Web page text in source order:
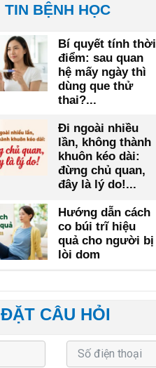
TIN BỆNH HỌC
Bí quyết tính thời
điểm: sau quan
hệ mấy ngày thì
dùng que thử
thai?...
Đi ngoài nhiều
lần, không thành
khuôn kéo dài:
đừng chủ quan,
đây là lý do!...
Hướng dẫn cách
co búi trĩ hiệu
quả cho người bị
lòi dom
ĐẶT CÂU HỎI